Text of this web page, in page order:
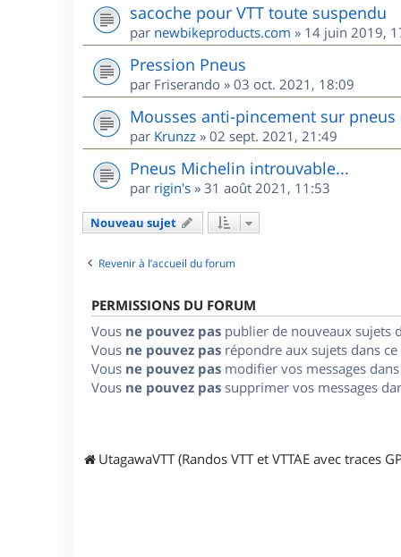
sacoche pour VTT toute suspendu
par newbikeproducts.com » 14 juin 2019,
Pression Pneus
par Friserando » 03 oct. 2021, 18:09
Mousses anti-pincement sur pneus
par Krunzz » 02 sept. 2021, 21:49
Pneus Michelin introuvable...
par rigin's » 31 août 2021, 11:53
Nouveau sujet
Revenir à l’accueil du forum
PERMISSIONS DU FORUM
Vous ne pouvez pas publier de nouveaux sujets
Vous ne pouvez pas répondre aux sujets dans
Vous ne pouvez pas modifier vos messages
Vous ne pouvez pas supprimer vos messages
UtagawaVTT (Randos VTT et VTTAE avec traces